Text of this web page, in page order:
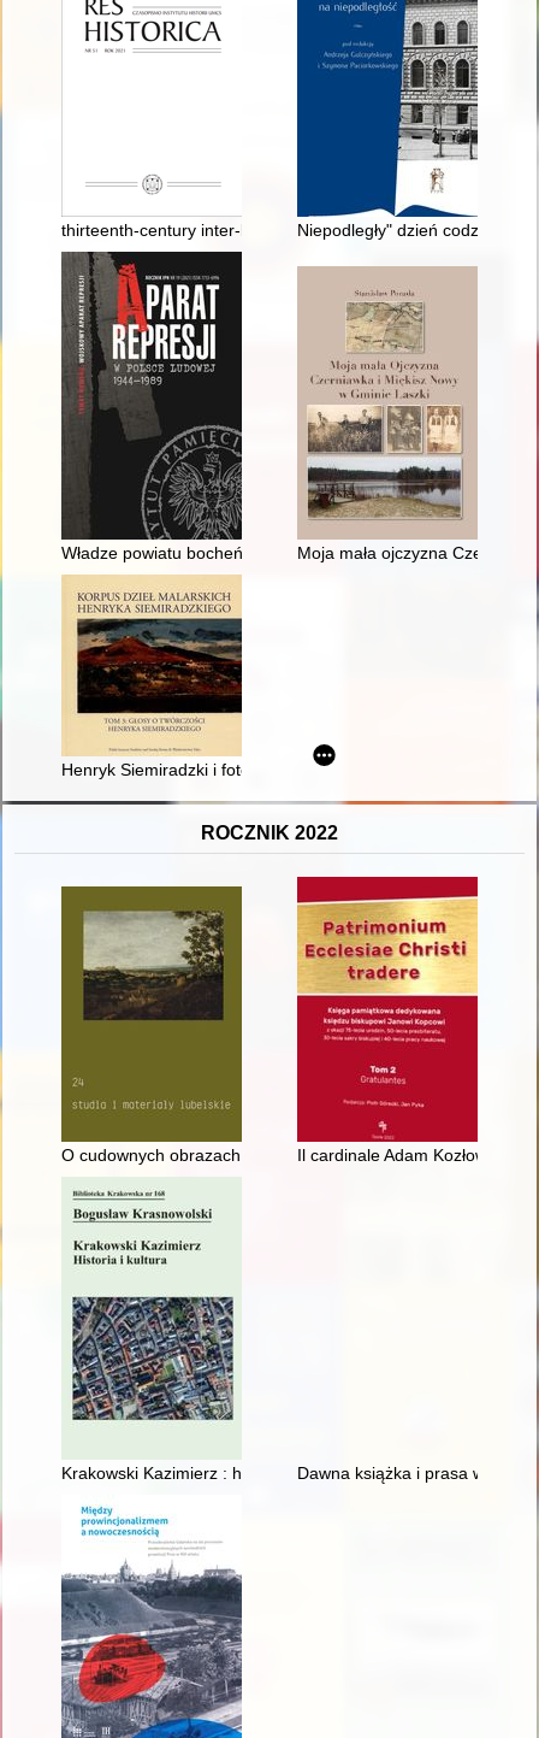
thirteenth-century inter-lordly system - recenzja]
Niepodległy" dzień codzienny
Władze powiatu bocheńskiego wobec szkolnej i pozaszkolnej
Moja mała ojczyzna
Henryk Siemiradzki i fotografia
ROCZNIK 2022
O cudownych obrazach w Polsce Przenajświętszej Matki
Il cardinale Adam Kozłowiecki
Krakowski Kazimierz : historia i kulturaDawna książka i prasa w